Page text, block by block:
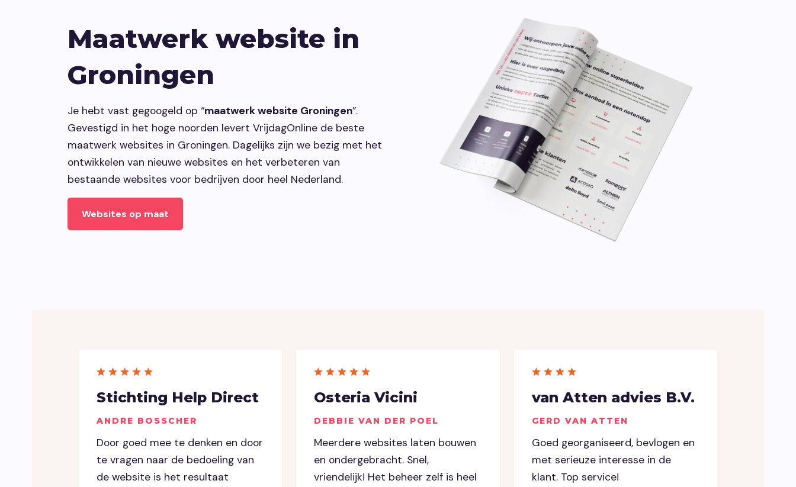
Leadinfo
Direct bedrijven herkennen op je
website. Perfect voor Sales!.
Maatwerk website in
Groningen
Je hebt vast gegoogeld op “maatwerk website Groningen”.
Gevestigd in het hoge noorden levert VrijdagOnline de beste
maatwerk websites in Groningen. Dagelijks zijn we bezig met het
ontwikkelen van nieuwe websites en het verbeteren van
bestaande websites voor bedrijven door heel Nederland.
Websites op maat
Stichting Help Direct
ANDRE BOSSCHER
Door goed mee te denken en door
te vragen naar de bedoeling van
de website is het resultaat
Osteria Vicini
DEBBIE VAN DER POEL
Meerdere websites laten bouwen
en ondergebracht. Snel,
vriendelijk! Het beheer zelf is heel
van Atten advies B.V.
GERD VAN ATTEN
Goed georganiseerd, bevlogen en
met serieuze interesse in de
klant. Top service!